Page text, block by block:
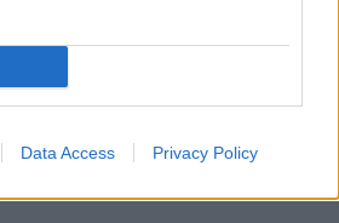
Data Access Privacy Policy